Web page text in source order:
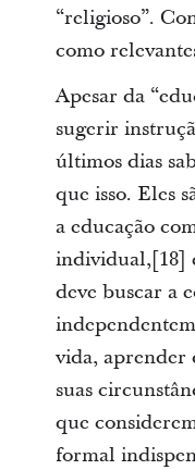
“religioso”.
como
Apesar da
sugerir
últimos dias
que isso. Eles
a educação
individual,[18]
deve buscar a
vida, aprender
suas
que
formal